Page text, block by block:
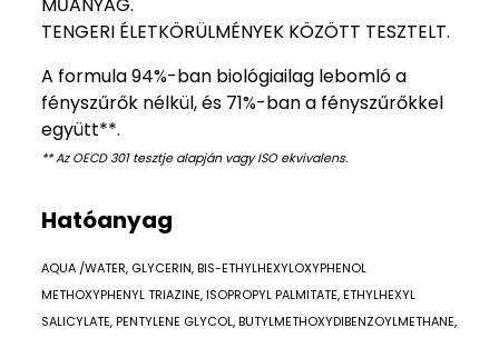
TENGERI ÉLETKÖRÜLMÉNYEK KÖZÖTT TESZTELT.
A formula 94%-ban biológiailag lebomló a
fényszűrők nélkül, és 71%-ban a fényszűrőkkel
együtt**.
** Az OECD 301 tesztje alapján vagy ISO ekvivalens.
Hatóanyag
AQUA /WATER, GLYCERIN, BIS-ETHYLHEXYLOXYPHENOL
METHOXYPHENYL TRIAZINE, ISOPROPYL PALMITATE, ETHYLHEXYL
SALICYLATE, PENTYLENE GLYCOL, BUTYLMETHOXYDIBENZOYLMETHANE,